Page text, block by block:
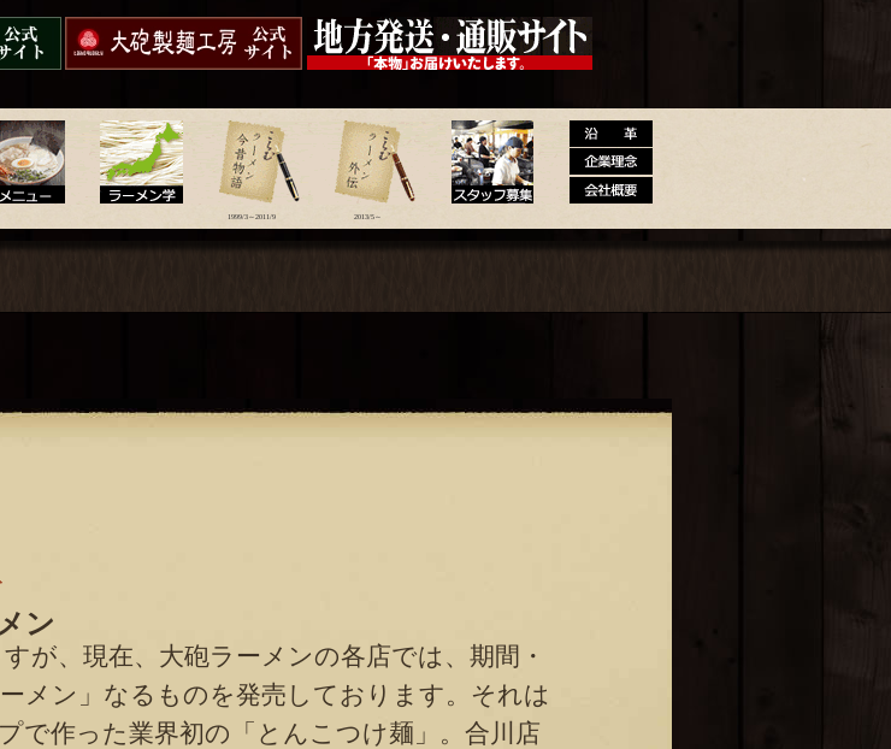
配送】
ー ラーメン学 ラーメン今昔物語
1999/3～2011/9
ラーメン外伝
2013/5～
スタッフ募集 沿革
ン
が、現在、大砲ラーメンの各店では、期間・
メン」なるものを発売しております。それは
で作った業界初の「とんこつけ麺」。合川店